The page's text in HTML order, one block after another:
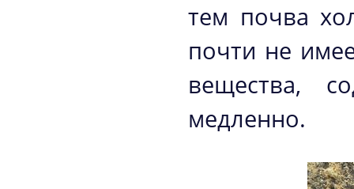
тем почва
почти не
вещества,
медленно.